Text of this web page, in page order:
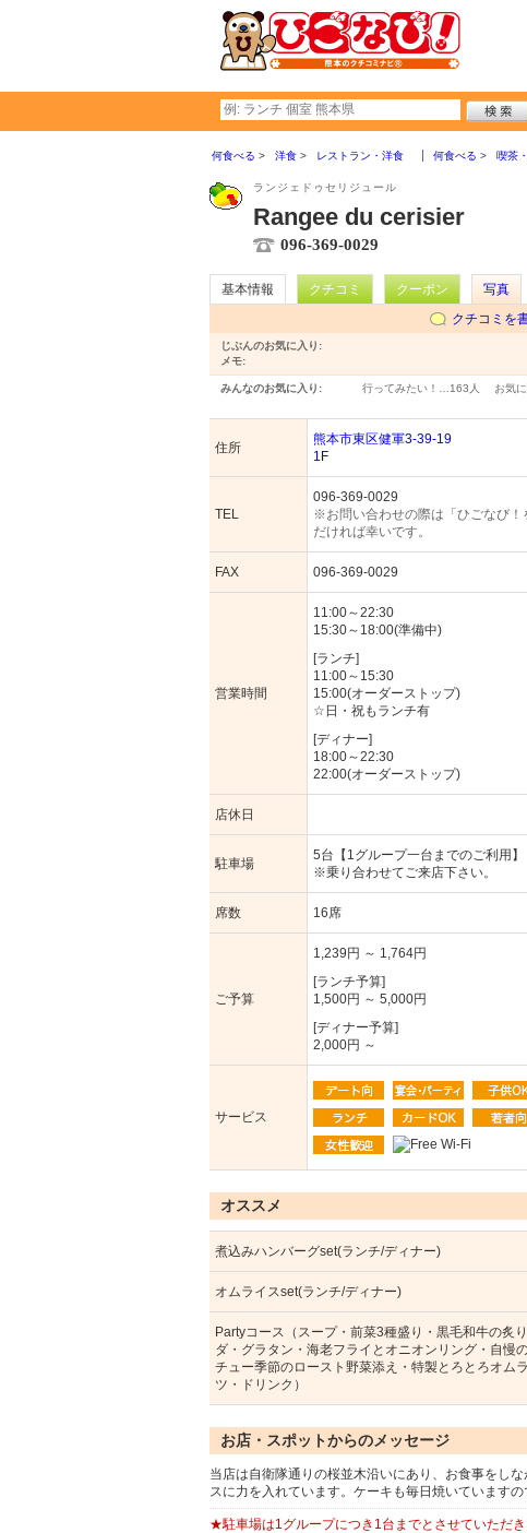
何食べる 洋食 レストラン・洋食 何食べる 喫茶
ランジェドゥセリジュール
Rangee du cerisier
096-369-0029
基本情報 クチコミ クーポン 写真
クチコミを
じぶんのお気に入り:
メモ:
みんなのお気に入り: 行ってみたい！… 163人 お気
住所
熊本市東区健軍3-39-19
1F
TEL
096-369-0029
※お問い合わせの際は「ひごなび！
だければ幸いです。
FAX 096-369-0029
営業時間
11:00～22:30
15:30～18:00(準備中)
[ランチ]
11:00～15:30
15:00(オーダーストップ)
☆日・祝もランチ有
[ディナー]
18:00～22:30
22:00(オーダーストップ)
店休日
駐車場
5台【1グループ一台までのご利用】
※乗り合わせてご来店下さい。
席数 16席
ご予算
1,239円 ～ 1,764円
[ランチ予算]
1,500円 ～ 5,000円
[ディナー予算]
2,000円 ～
サービス
オススメ
煮込みハンバーグset(ランチ/ディナー)
オムライスset(ランチ/ディナー)
Partyコース（スープ・前菜3種盛り・黒毛和牛の炙
ダ・グラタン・海老フライとオニオンリング・自慢
チュー季節のロースト野菜添え・特製とろとろオム
ツ・ドリンク）
お店・スポットからのメッセージ
当店は自衛隊通りの桜並木沿いにあり、お食事をし
スに力を入れています。ケーキも毎日焼いています
★駐車場は1グループにつき1台までとさせていただ